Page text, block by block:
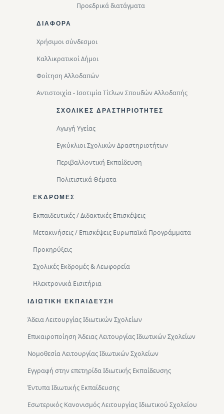
Προεδρικά διατάγματα
ΔΙΑΦΟΡΑ
Χρήσιμοι σύνδεσμοι
Καλλικρατικοί Δήμοι
Φοίτηση Αλλοδαπών
Αντιστοιχία - Ισοτιμία Τίτλων Σπουδών Αλλοδαπής
ΣΧΟΛΙΚΈΣ ΔΡΑΣΤΗΡΙΌΤΗΤΕΣ
Αγωγή Υγείας
Εγκύκλιοι Σχολικών Δραστηριοτήτων
Περιβαλλοντική Eκπαίδευση
Πολιτιστικά Θέματα
ΕΚΔΡΟΜΈΣ
Εκπαιδευτικές / Διδακτικές Επισκέψεις
Μετακινήσεις / Επισκέψεις Ευρωπαϊκά Προγράμματα
Προκηρύξεις
Σχολικές Εκδρομές & Λεωφορεία
Ηλεκτρονικά Εισιτήρια
ΙΔΙΩΤΙΚΉ ΕΚΠΑΊΔΕΥΣΗ
Άδεια Λειτουργίας Ιδιωτικών Σχολείων
Επικαιροποίηση Άδειας Λειτουργίας Ιδιωτικών Σχολείων
Νομοθεσία Λειτουργίας Ιδιωτικών Σχολείων
Εγγραφή στην επετηρίδα Ιδιωτικής Εκπαίδευσης
Έντυπα Ιδιωτικής Εκπαίδευσης
Εσωτερικός Κανονισμός Λειτουργίας Ιδιωτικού Σχολείου